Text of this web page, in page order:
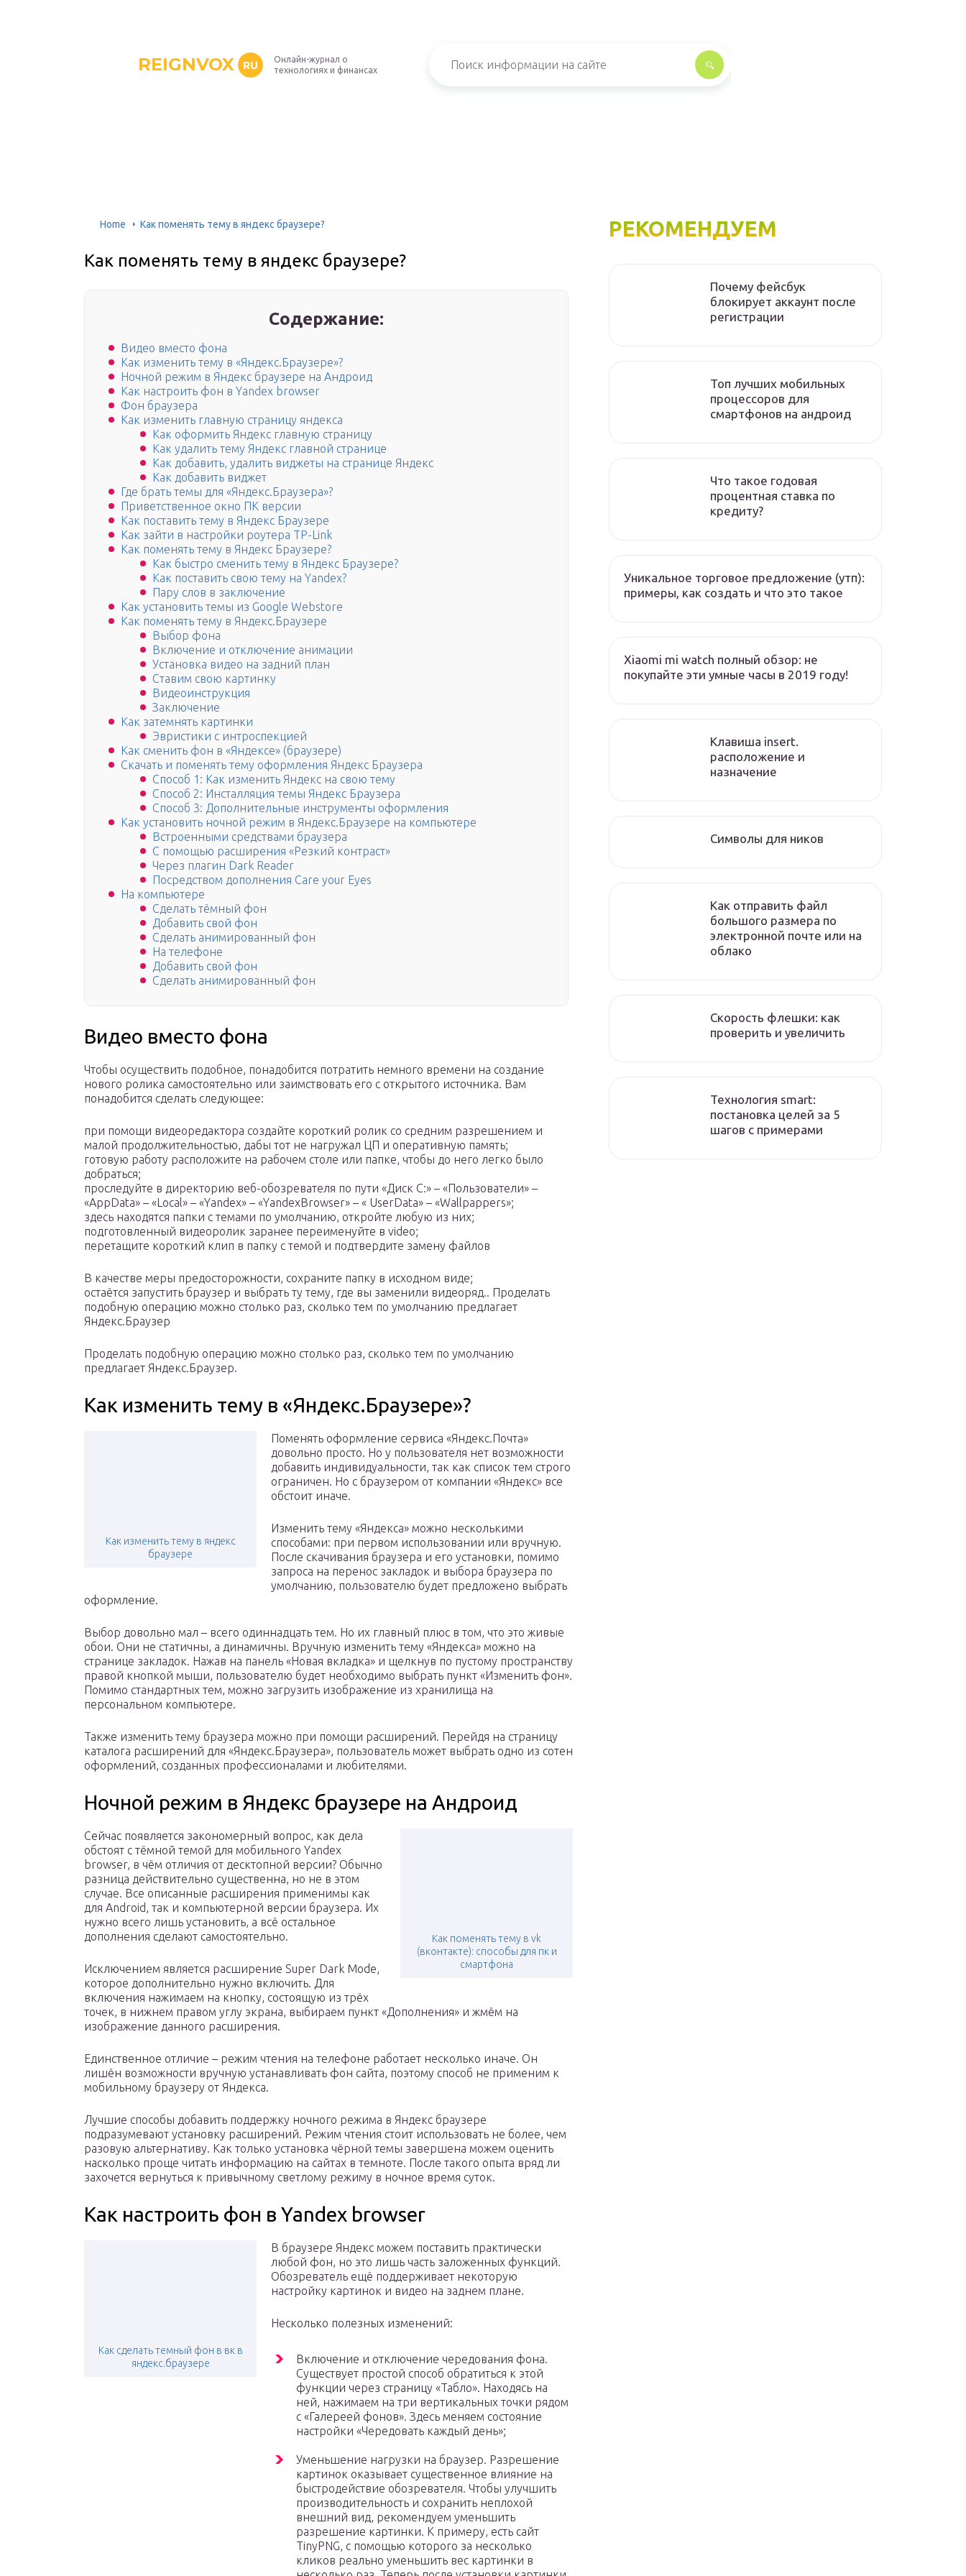
REIGNVOX RU
Онлайн-журнал о
технологиях и финансах
Home Как поменять тему в яндекс браузере?
Как поменять тему в яндекс браузере?
Содержание:
Видео вместо фона
Как изменить тему в «Яндекс.Браузере»?
Ночной режим в Яндекс браузере на Андроид
Как настроить фон в Yandex browser
Фон браузера
Как изменить главную страницу яндекса
Как оформить Яндекс главную страницу
Как удалить тему Яндекс главной странице
Как добавить, удалить виджеты на странице Яндекс
Как добавить виджет
Где брать темы для «Яндекс.Браузера»?
Приветственное окно ПК версии
Как поставить тему в Яндекс Браузере
Как зайти в настройки роутера TP-Link
Как поменять тему в Яндекс Браузере?
Как быстро сменить тему в Яндекс Браузере?
Как поставить свою тему на Yandex?
Пару слов в заключение
Как установить темы из Google Webstore
Как поменять тему в Яндекс.Браузере
Выбор фона
Включение и отключение анимации
Установка видео на задний план
Ставим свою картинку
Видеоинструкция
Заключение
Как затемнять картинки
Эвристики с интроспекцией
Как сменить фон в «Яндексе» (браузере)
Скачать и поменять тему оформления Яндекс Браузера
Способ 1: Как изменить Яндекс на свою тему
Способ 2: Инсталляция темы Яндекс Браузера
Способ 3: Дополнительные инструменты оформления
Как установить ночной режим в Яндекс.Браузере на компьютере
Встроенными средствами браузера
С помощью расширения «Резкий контраст»
Через плагин Dark Reader
Посредством дополнения Care your Eyes
На компьютере
Сделать тёмный фон
Добавить свой фон
Сделать анимированный фон
На телефоне
Добавить свой фон
Сделать анимированный фон
Видео вместо фона
Чтобы осуществить подобное, понадобится потратить немного времени на создание
нового ролика самостоятельно или заимствовать его с открытого источника. Вам
понадобится сделать следующее:
при помощи видеоредактора создайте короткий ролик со средним разрешением и
малой продолжительностью, дабы тот не нагружал ЦП и оперативную память;
готовую работу расположите на рабочем столе или папке, чтобы до него легко было
добраться;
проследуйте в директорию веб-обозревателя по пути «Диск C:» – «Пользователи» –
«AppData» – «Local» – «Yandex» – «YandexBrowser» – « UserData» – «Wallpappers»;
здесь находятся папки с темами по умолчанию, откройте любую из них;
подготовленный видеоролик заранее переименуйте в video;
перетащите короткий клип в папку с темой и подтвердите замену файлов
В качестве меры предосторожности, сохраните папку в исходном виде;
остаётся запустить браузер и выбрать ту тему, где вы заменили видеоряд.. Проделать
подобную операцию можно столько раз, сколько тем по умолчанию предлагает
Яндекс.Браузер
Проделать подобную операцию можно столько раз, сколько тем по умолчанию
предлагает Яндекс.Браузер.
Как изменить тему в «Яндекс.Браузере»?
Как изменить тему в яндекс
браузере
Поменять оформление сервиса «Яндекс.Почта»
довольно просто. Но у пользователя нет возможности
добавить индивидуальности, так как список тем строго
ограничен. Но с браузером от компании «Яндекс» все
обстоит иначе.
Изменить тему «Яндекса» можно несколькими
способами: при первом использовании или вручную.
После скачивания браузера и его установки, помимо
запроса на перенос закладок и выбора браузера по
умолчанию, пользователю будет предложено выбрать
оформление.
Выбор довольно мал – всего одиннадцать тем. Но их главный плюс в том, что это живые
обои. Они не статичны, а динамичны. Вручную изменить тему «Яндекса» можно на
странице закладок. Нажав на панель «Новая вкладка» и щелкнув по пустому пространству
правой кнопкой мыши, пользователю будет необходимо выбрать пункт «Изменить фон».
Помимо стандартных тем, можно загрузить изображение из хранилища на
персональном компьютере.
Также изменить тему браузера можно при помощи расширений. Перейдя на страницу
каталога расширений для «Яндекс.Браузера», пользователь может выбрать одно из сотен
оформлений, созданных профессионалами и любителями.
Ночной режим в Яндекс браузере на Андроид
Как поменять тему в vk
(вконтакте): способы для пк и
смартфона
Сейчас появляется закономерный вопрос, как дела
обстоят с тёмной темой для мобильного Yandex
browser, в чём отличия от десктопной версии? Обычно
разница действительно существенна, но не в этом
случае. Все описанные расширения применимы как
для Android, так и компьютерной версии браузера. Их
нужно всего лишь установить, а всё остальное
дополнения сделают самостоятельно.
Исключением является расширение Super Dark Mode,
которое дополнительно нужно включить. Для
включения нажимаем на кнопку, состоящую из трёх
точек, в нижнем правом углу экрана, выбираем пункт «Дополнения» и жмём на
изображение данного расширения.
Единственное отличие – режим чтения на телефоне работает несколько иначе. Он
лишён возможности вручную устанавливать фон сайта, поэтому способ не применим к
мобильному браузеру от Яндекса.
Лучшие способы добавить поддержку ночного режима в Яндекс браузере
подразумевают установку расширений. Режим чтения стоит использовать не более, чем
разовую альтернативу. Как только установка чёрной темы завершена можем оценить
насколько проще читать информацию на сайтах в темноте. После такого опыта вряд ли
захочется вернуться к привычному светлому режиму в ночное время суток.
Как настроить фон в Yandex browser
Как сделать темный фон в вк в
яндекс.браузере
В браузере Яндекс можем поставить практически
любой фон, но это лишь часть заложенных функций.
Обозреватель ещё поддерживает некоторую
настройку картинок и видео на заднем плане.
Несколько полезных изменений:
Включение и отключение чередования фона.
Существует простой способ обратиться к этой
функции через страницу «Табло». Находясь на
ней, нажимаем на три вертикальных точки рядом
с «Галереей фонов». Здесь меняем состояние
настройки «Чередовать каждый день»;
Уменьшение нагрузки на браузер. Разрешение
картинок оказывает существенное влияние на
быстродействие обозревателя. Чтобы улучшить
производительность и сохранить неплохой
внешний вид, рекомендуем уменьшить
разрешение картинки. К примеру, есть сайт
TinyPNG, с помощью которого за несколько
кликов реально уменьшить вес картинки в
РЕКОМЕНДУЕМ
Почему фейсбук
блокирует аккаунт после
регистрации
Топ лучших мобильных
процессоров для
смартфонов на андроид
Что такое годовая
процентная ставка по
кредиту?
Уникальное торговое предложение (утп):
примеры, как создать и что это такое
Xiaomi mi watch полный обзор: не
покупайте эти умные часы в 2019 году!
Клавиша insert.
расположение и
назначение
Символы для ников
Как отправить файл
большого размера по
электронной почте или на
облако
Скорость флешки: как
проверить и увеличить
Технология smart:
постановка целей за 5
шагов с примерами